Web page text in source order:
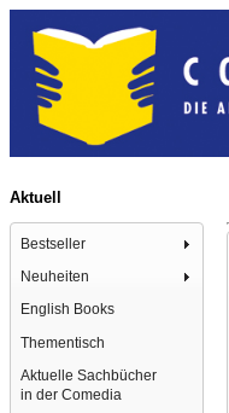
Aktuell
Bestseller
Neuheiten
English Books
Thementisch
Aktuelle Sachbücher
in der Comedia